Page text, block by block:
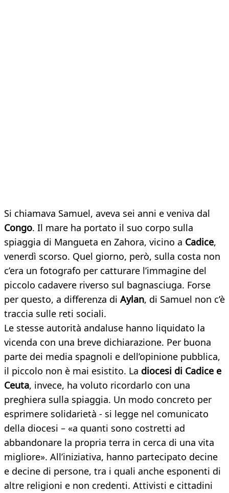
Si chiamava Samuel, aveva sei anni e veniva dal
Congo. Il mare ha portato il suo corpo sulla
spiaggia di Mangueta en Zahora, vicino a Cadice,
venerdì scorso. Quel giorno, però, sulla costa non
c’era un fotografo per catturare l’immagine del
piccolo cadavere riverso sul bagnasciuga. Forse
per questo, a differenza di Aylan, di Samuel non c’è
traccia sulle reti sociali.
Le stesse autorità andaluse hanno liquidato la
vicenda con una breve dichiarazione. Per buona
parte dei media spagnoli e dell’opinione pubblica,
il piccolo non è mai esistito. La diocesi di Cadice e
Ceuta, invece, ha voluto ricordarlo con una
preghiera sulla spiaggia. Un modo concreto per
esprimere solidarietà - si legge nel comunicato
della diocesi – «a quanti sono costretti ad
abbandonare la propria terra in cerca di una vita
migliore». All’iniziativa, hanno partecipato decine
e decine di persone, tra i quali anche esponenti di
altre religioni e non credenti. Attivisti e cittadini